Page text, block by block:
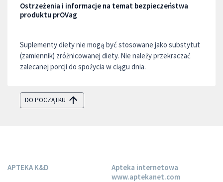
Ostrzeżenia i informacje na temat bezpieczeństwa
produktu prOVag
Suplementy diety nie mogą być stosowane jako substytut
(zamiennik) zróżnicowanej diety. Nie należy przekraczać
zalecanej porcji do spożycia w ciągu dnia.
DO POCZĄTKU
APTEKA K&D
Apteka internetowa
www.aptekanet.com